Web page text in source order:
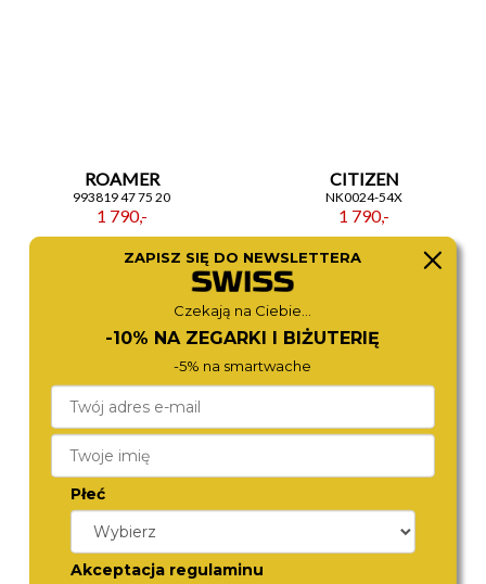
ROAMER
993819 47 75 20
1 790,-
CITIZEN
NK0024-54X
1 790,-
ROAMER
718833 41 75 20
1 370,-
ROAMER
ZAPISZ SIĘ DO NEWSLETTERA
Czekają na Ciebie...
-10% NA ZEGARKI I BIŻUTERIĘ
-5% na smartwache
Płeć
Akceptacja regulaminu